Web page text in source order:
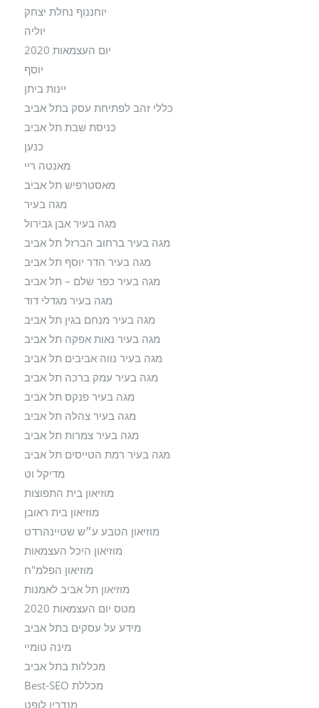
יוחננוף נחלת יצחק
יוליה
יום העצמאות 2020
יוסף
יינות ביתן
כללי זהב לפתיחת עסק בתל אביב
כניסת שבת תל אביב
כנען
מאנטה ריי
מאסטרפיש תל אביב
מגה בעיר
מגה בעיר אבן גבירול
מגה בעיר ברחוב הברזל תל אביב
מגה בעיר הדר יוסף תל אביב
מגה בעיר כפר שלם – תל אביב
מגה בעיר מגדלי דוד
מגה בעיר מנחם בגין תל אביב
מגה בעיר נאות אפקה תל אביב
מגה בעיר נווה אביבים תל אביב
מגה בעיר עמק ברכה תל אביב
מגה בעיר פנקס תל אביב
מגה בעיר צהלה תל אביב
מגה בעיר צמרות תל אביב
מגה בעיר רמת הטייסים תל אביב
מדיקל וט
מוזיאון בית התפוצות
מוזיאון בית ראובן
מוזיאון הטבע ע״ש שטיינהרדט
מוזיאון היכל העצמאות
מוזיאון הפלמ"ח
מוזיאון תל אביב לאמנות
מטס יום העצמאות 2020
מידע על עסקים בתל אביב
מינה טומיי
מכללות בתל אביב
מכללת Best-SEO
מנדרין לופט